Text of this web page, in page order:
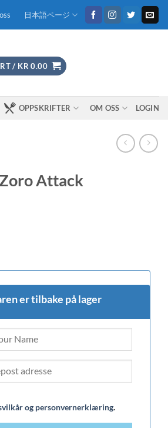
日本語ページ
/ KR 0.00
OPPSKRIFTER OM OSS LOGIN
Attack
er tilbake på lager
og personvernerklæring.